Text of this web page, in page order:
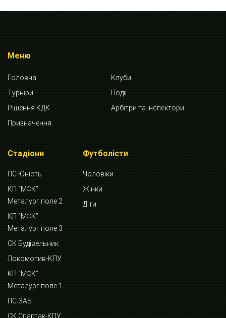
Меню
Головна
Клуби
Турніри
Події
Рішення КДК
Арбітри та інспектори
Призначення
Стадіони
ПС Юність
КП “МФК”
Металург поле 2
КП “МФК”
Металург поле 3
СК Будівельник
Локомотив-КПУ
КП “МФК”
Металург поле 1
ПС ЗАБ
СК Спартак-КПУ
Футболісти
Чоловіки
Жінки
Діти